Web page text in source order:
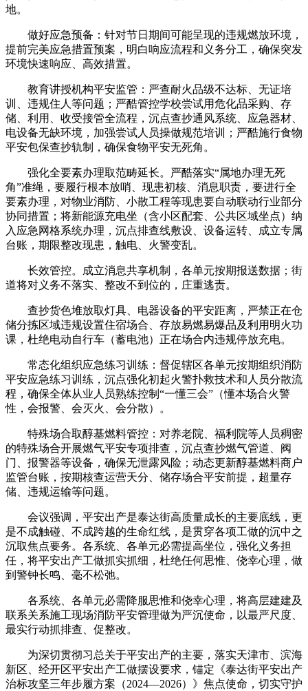
地。
做好应急预备：针对节日期间可能呈现的违规燃放环境，
提前完美应急措置预案，明白响应流程和义务分工，确保突发
环境快速响应、高效措置。
教育讲授机构平安监管：严查耐火品级不达标、无证培
训、违规住人等问题；严酷管控学校尝试用危化品采购、存
储、利用、收受接管全流程，沉点查抄通风系统、应急器材、
电设备无缺环境，加强尝试人员操做规范培训；严酷施行食物
平安包保查抄轨制，确保食物平安无死角。
强化全要素办理取范畴延长。严酷落实“属地办理无死
角”准绳，要履行根本放哨、现患初核、消息职责，要进行全
要素办理，对物业消防、小散工程等现患要自动联动行业部分
协同措置；将新能源充电坐（含小区配套、公共区域坐点）纳
入应急网格系统办理，沉点排查线敷设、设备运转、成立专属
台账，期限整改现患，触电、火警变乱。
长效管控。成立消息共享机制，各单元按期报送数据；街
道将对义务不落实、整改不到位的，庄重逃责。
查抄货色堆放取灯具、电器设备的平安距离，严禁正在仓
储分拣区域违规设置住宿场合、存放易燃易爆品及利用明火功
课，杜绝电动自行车（蓄电池）正在场合内违规停放充电。
常态化组织应急练习训练：督促辖区各单元按期组织消防
平安应急练习训练，沉点强化初起火警扑救技术和人员分散流
程，确保全体从业人员熟练控制“一懂三会”（懂本场合火警
性，会报警、会灭火、会分散）。
特殊场合取醇基燃料管控：对养老院、福利院等人员稠密
的特殊场合开展燃气平安专项排查，沉点查抄燃气管道、阀
门、报警器等设备，确保无泄露风险；动态更新醇基燃料商户
监管台账，按期核查运营天分、储存场合平安前提，超量存
储、违规运输等问题。
会议强调，平安出产是泰达街高质量成长的主要底线，更
是不成触碰、不成跨越的生命红线，是贯穿各项工做的沉中之
沉取焦点要务。各系统、各单元必需提高坐位，强化义务担
任，将平安出产工做抓实抓细，杜绝任何思惟、侥幸心理，做
到警钟长鸣、毫不松弛。
各系统、各单元必需降服思惟和侥幸心理，将高层建建及
联系关系施工现场消防平安管理做为严沉使命，以最严尺度、
最实行动抓排查、促整改。
为深切贯彻习总关于平安出产的主要，落实天津市、滨海
新区、经开区平安出产工做摆设要求，锚定《泰达街平安出产
治标攻坚三年步履方案（2024—2026）》焦点使命，切实守护